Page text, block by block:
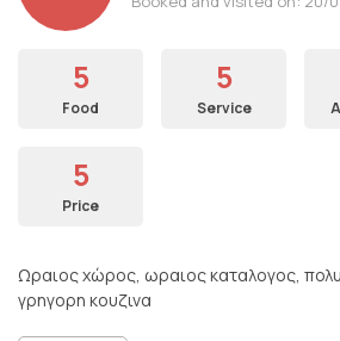
5
Food
5
Service
5
Price
Ωραιος χώρος, ωραιος καταλογος,
γρηγορη κουζινα